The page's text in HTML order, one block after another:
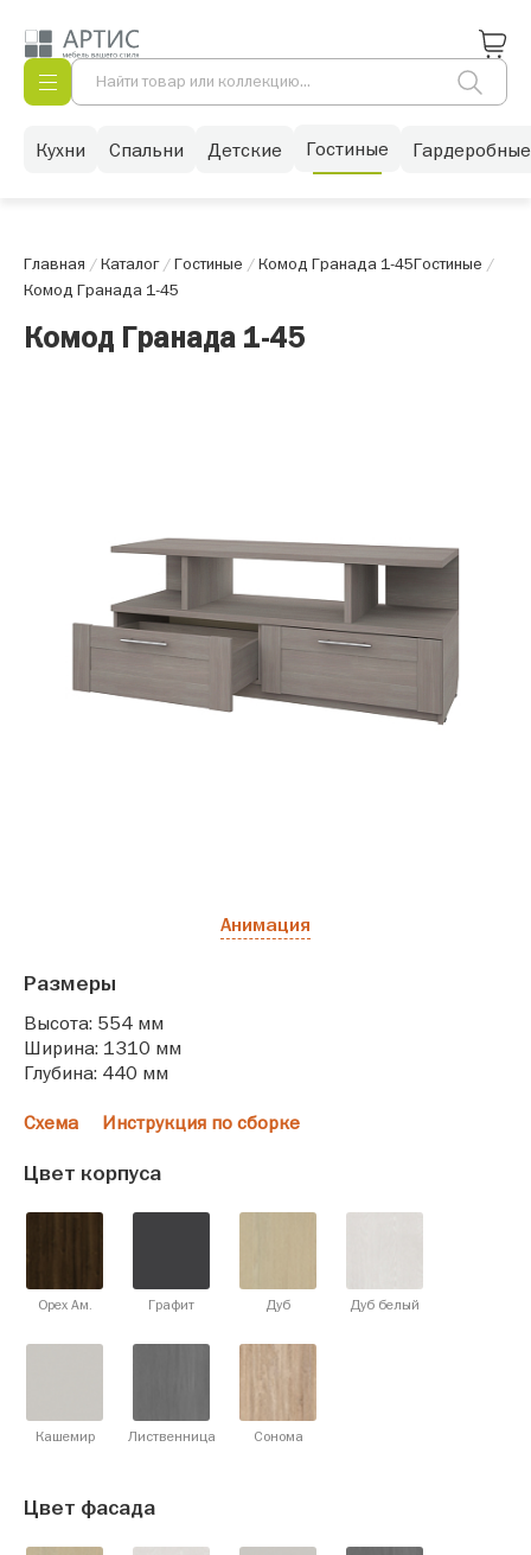
Кухни Спальни Детские Гостиные Гардеробные
Главная /Каталог/Гостиные /Комод Гранада 1-45Гостиные /
Комод Гранада 1-45
Комод Гранада 1-45
Анимация
Размеры
Высота: 554 мм
Ширина: 1310 мм
Глубина: 440 мм
Схема Инструкция по сборке
Цвет корпуса
Орех Ам. Графит Дуб Дуб белый
Кашемир Лиственница Сонома
Цвет фасада